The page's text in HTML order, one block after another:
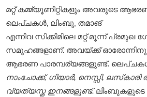
മറ്റ് കമ്മ്യൂണിറ്റികളും അവരുടെ
ലെപ്ചകൾ, ലിംബു, തമാങ്
എന്നിവ സിക്കിമിലെ മറ്റ് മൂന്ന് പ്രമുഖ
സമൂഹങ്ങളാണ്. അവയ്ക്ക്
ആഭരണ പാരമ്പര്യങ്ങളുണ്ട്.
നാംചോക്ക്, ഗിയാർ, നെസ്സി, ലസ്‌കാരി
വ്യത്യസ്ത ഇനങ്ങളുണ്ട്.